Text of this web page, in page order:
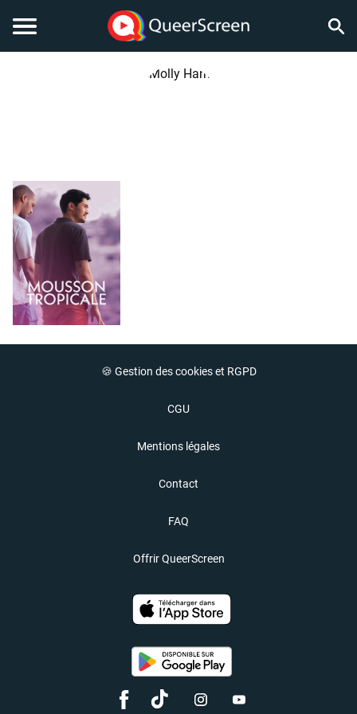
🍪 Gestion des cookies et RGPD
CGU
Mentions légales
Contact
FAQ
Offrir QueerScreen